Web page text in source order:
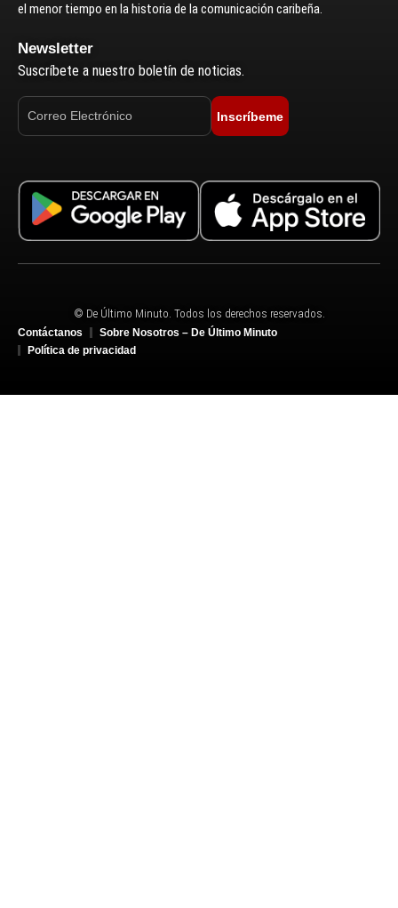
el menor tiempo en la historia de la comunicación caribeña.
Newsletter
Suscríbete a nuestro boletín de noticias.
Inscríbeme
© De Último Minuto. Todos los derechos reservados.
Contáctanos
Sobre Nosotros – De Último Minuto
Política de privacidad